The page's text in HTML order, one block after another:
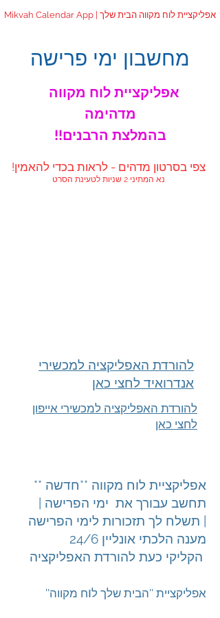
Mikvah Calendar App | אפליקציית לוח מקווה הבית שלך
מחשבון ימי פרישה
מדהימה
!!בהמלצת הרבנים
!צפי בסרטון מדהים - לראות בכדי להאמין
נא המתיני 2 שניות לטעינת הסרט
להורדת האפליקציה למכשירי
אנדרואיד לחצי כאן
להורדת האפליקציה למכשירי אייפון
לחצי כאן
אפליקציית לוח מקווה **חדשה **
תחשב עבורך את ימי הפרישה |
תשלח לך תזכורות לימי הפרישה |
מענה הלכתי אונליין 24/6
''אפליקציית ''הבית שלך לוח מקווה